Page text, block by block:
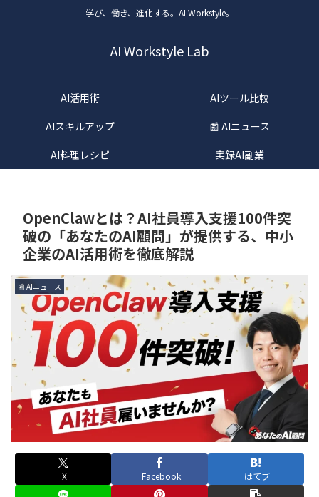
学び、働き、進化する。AI Workstyle。
AI Workstyle Lab
AI活用術
AIツール比較
AIスキルアップ
📰 AIニュース
AI料理レシピ
実録AI副業
OpenClawとは？AI社員導入支援100件突
破の「あなたのAI顧問」が提供する、中小
企業のAI活用術を徹底解説
📰 AIニュース
X Facebook はてブ